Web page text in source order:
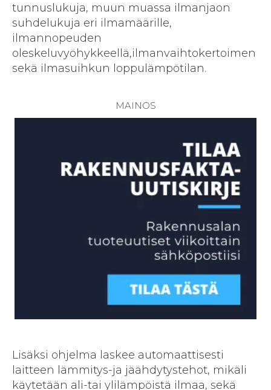
tunnuslukuja, muun muassa ilmanjaon
suhdelukuja eri ilmamäärille,
ilmannopeuden
oleskeluvyöhykkeellä,ilmanvaihtokertoimen
sekä ilmasuihkun loppulämpötilan.
Lisäksi ohjelma laskee automaattisesti
laitteen lämmitys-ja jäähdytystehot, mikäli
käytetään ali-tai ylilämpöistä ilmaa, sekä